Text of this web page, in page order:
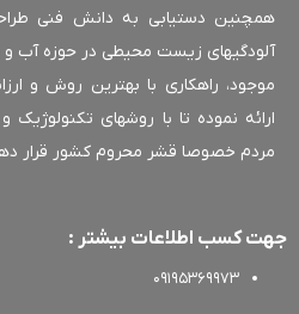
دستیابی به دانش فنی
زیست محیطی در حوزه آب و
راهکاری با بهترین روش و
نموده تا با روشهای تکنولوژیک و
خصوصا قشر محروم کشور قرار دهد.
کسب اطلاعات بیشتر :
09195369973